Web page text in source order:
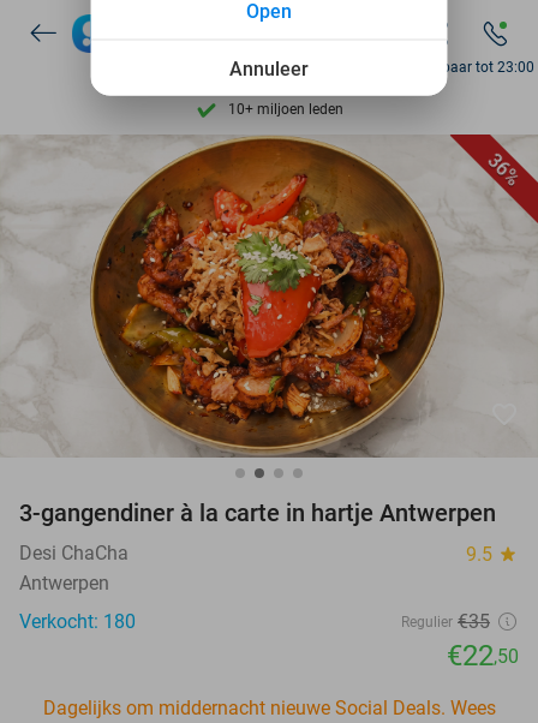
7 dagen per week beschikbaar
10+ miljoen leden
9,4 op basis van
Ontdek 15.000+ deals
7 dagen per week beschikbaar
10+ miljoen leden
Bereikbaar tot 23:00
36%
3-gangendiner à la carte in hartje Antwerpen
Desi ChaCha 9.5 star
Antwerpen
Verkocht: 180
Regulier €35
€22,50
Dagelijks om middernacht nieuwe Social Deals. Wees
Annuleer
Open